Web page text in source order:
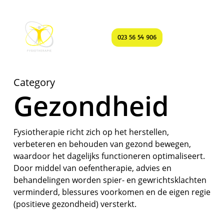
023 56 54 906
Category
Gezondheid
Fysiotherapie richt zich op het herstellen,
verbeteren en behouden van gezond bewegen,
waardoor het dagelijks functioneren optimaliseert.
Door middel van oefentherapie, advies en
behandelingen worden spier- en gewrichtsklachten
verminderd, blessures voorkomen en de eigen regie
(positieve gezondheid) versterkt.